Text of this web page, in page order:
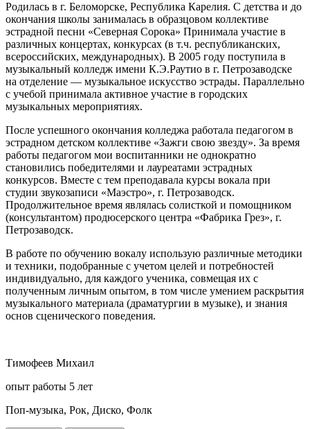
Родилась в г. Беломорске, Республика Карелия. С детства и до
окончания школы занималась в образцовом коллективе
эстрадной песни «Северная Сорока» Принимала участие в
различных концертах, конкурсах (в т.ч. республиканских,
всероссийских, международных). В 2005 году поступила в
музыкальный колледж имени К.Э.Раутио в г. Петрозаводске
на отделение — музыкальное искусство эстрады. Параллельно
с учебой принимала активное участие в городских
музыкальных мероприятиях.
После успешного окончания колледжа работала педагогом в
эстрадном детском коллективе «Зажги свою звезду». За время
работы педагогом мои воспитанники не однократно
становились победителями и лауреатами эстрадных
конкурсов. Вместе с тем преподавала курсы вокала при
студии звукозаписи «Маэстро», г. Петрозаводск.
Продолжительное время являлась солисткой и помощником
(консультантом) продюсерского центра «Фабрика Грез», г.
Петрозаводск.
В работе по обучению вокалу использую различные методики
и техники, подобранные с учетом целей и потребностей
индивидуально, для каждого ученика, совмещая их с
полученным личным опытом, в том числе умением раскрытия
музыкального материала (драматургии в музыке), и знания
основ сценического поведения.
Тимофеев Михаил
опыт работы 5 лет
Поп-музыка, Рок, Диско, Фолк